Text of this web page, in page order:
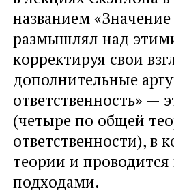
названием
размышлял над
корректируя свои
дополнительные
ответственность» —
(четыре по общей
ответственности), в
теории и
подходами.